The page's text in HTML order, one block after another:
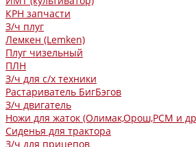
КРН запчасти
З/ч плуг
Лемкен (Lemken)
Плуг чизельный
ПЛН
З/ч для с/х техники
Растариватель БигБэгов
З/ч двигатель
Ножи для жаток (Олимак,Орош,РСМ и
Сиденья для трактора
З/ч для прицепов